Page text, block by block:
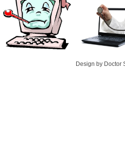
Design by Doctor